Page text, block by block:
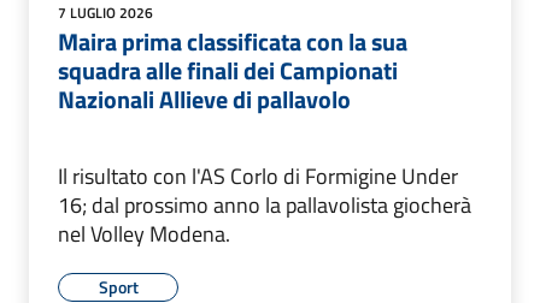
7 LUGLIO 2026
Maira prima classificata con la sua
squadra alle finali dei Campionati
Nazionali Allieve di pallavolo
Il risultato con l'AS Corlo di Formigine Under
16; dal prossimo anno la pallavolista giocherà
nel Volley Modena.
Sport